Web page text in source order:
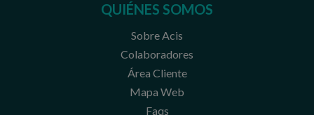
QUIÉNES SOMOS
Sobre Acis
Colaboradores
Área Cliente
Mapa Web
Faqs